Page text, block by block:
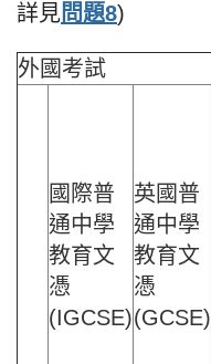
詳見問題8)
外國考試
國際普
通中學
教育文
憑
(IGCSE)
英國普
通中學
教育文
憑
(GCSE)